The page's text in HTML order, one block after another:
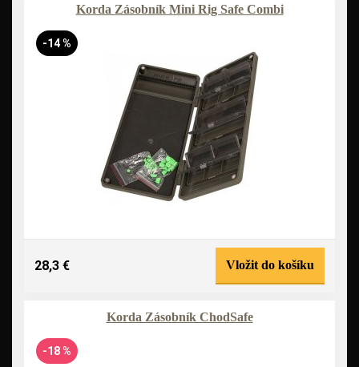
Korda Zásobník Mini Rig Safe Combi
-14 %
28,3 € Vložit do košíku
Korda Zásobník ChodSafe
-18 %